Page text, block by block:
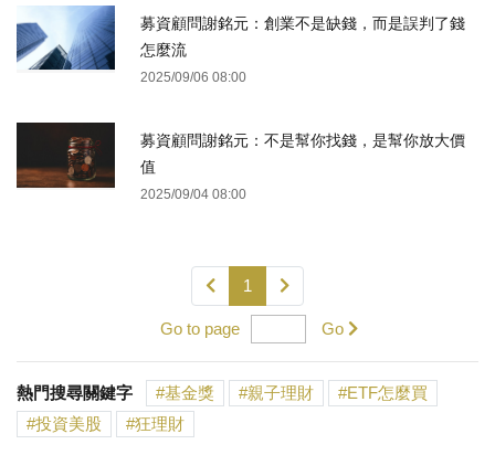
募資顧問謝銘元：創業不是缺錢，而是誤判了錢
怎麼流
2025/09/06 08:00
募資顧問謝銘元：不是幫你找錢，是幫你放大價
值
2025/09/04 08:00
1
Go to page Go
熱門搜尋關鍵字 基金獎 親子理財
ETF怎麼買
投資美股
狂理財